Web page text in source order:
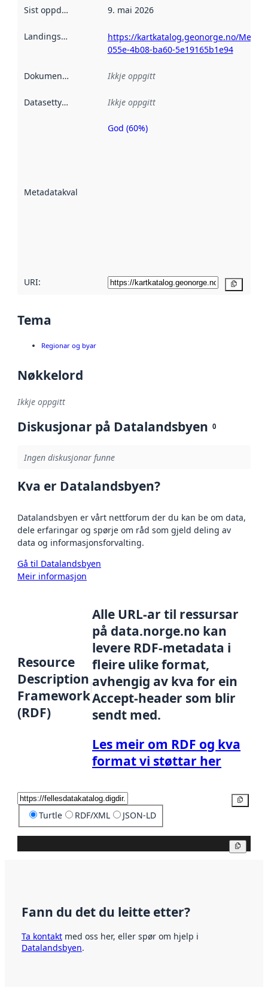
Sist oppdatert 9. mai 2026
Landingsside
https://kartkatalog.geonorge.no/
055e-4b08-ba60-5e19165b1e94
Dokumentasjon Ikkje oppgitt
Datasettype Ikkje oppgitt
Metadatakvalitet
Metadatakvalitet
God (60%)
URI:
Tema
Regionar og byar
Nøkkelord
Ikkje oppgitt
Diskusjonar på Datalandsbyen 0
Ingen diskusjonar funne
Kva er Datalandsbyen?
Datalandsbyen er vårt nettforum der du kan be om data,
dele erfaringar og spørje om råd som gjeld deling av
data og informasjonsforvalting.
Gå til Datalandsbyen
Meir informasjon
Resource
Description
Framework
(RDF)
Alle URL-ar til ressursar
på data.norge.no kan
levere RDF-metadata i
fleire ulike format,
avhengig av kva for ein
Accept-header som blir
sendt med.
Les meir om RDF og kva
format vi støttar her
Turtle RDF/XML JSON-LD
Fann du det du leitte etter?
Ta kontakt med oss her, eller spør om hjelp i
Datalandsbyen.